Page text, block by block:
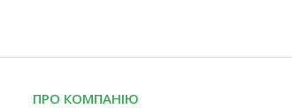
ПРО КОМПАНІЮ